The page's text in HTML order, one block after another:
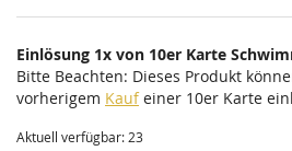
Einlösung 1x von 10er Karte
Bitte Beachten: Dieses Produkt
vorherigem Kaufeiner 10er Karte
Aktuell verfügbar: 23